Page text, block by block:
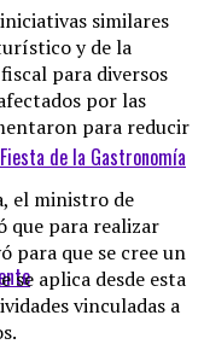
similares
y de la
para diversos
por las
para reducir
el ministro de
que para realizar
para que se cree un
se aplica desde esta
vinculadas a
de la Gastronomía